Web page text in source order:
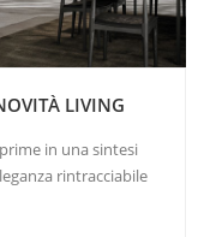
LIVING
in una sintesi
rintracciabile